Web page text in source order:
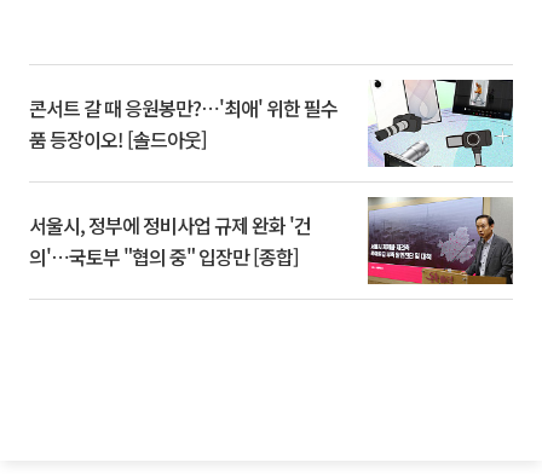
콘서트 갈 때 응원봉만?⋯'최애' 위한 필수
품 등장이오! [솔드아웃]
서울시, 정부에 정비사업 규제 완화 '건
의'⋯국토부 "협의 중" 입장만 [종합]